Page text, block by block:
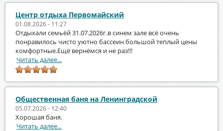
Центр отдыха Первомайский
01.08.2026 - 11:27
Отдыхали семьёй 31.07.2026г.в синем зале всё очень
понравилось чисто уютно бассеин большой теплый цены
комфортные.Ещё вернёмся и не раз!!!
Читать далее...
Общественная баня на Ленинградской
05.07.2026 - 12:40
Хорошая баня.
Читать далее...